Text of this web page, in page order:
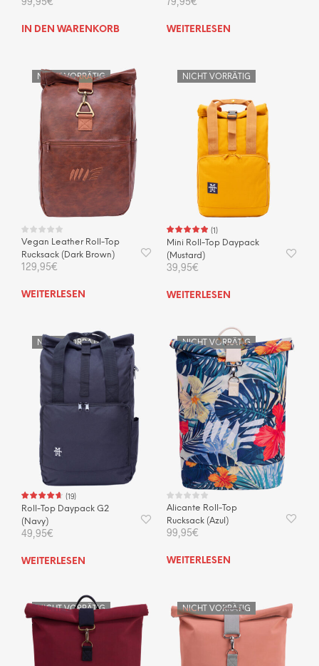
IN DEN WARENKORB WEITERLESEN
NICHT VORRÄTIG
Vegan Leather Roll-Top
Rucksack (Dark Brown)
129,95€
WEITERLESEN
NICHT VORRÄTIG
(1 )
Mini Roll-Top Daypack
(Mustard)
39,95€
WEITERLESEN
NICHT VORRÄTIG
(19)
Roll-Top Daypack G2
(Navy)
49,95€
WEITERLESEN
NICHT VORRÄTIG
Alicante Roll-Top
Rucksack (Azul)
99,95€
WEITERLESEN
NICHT VORRÄTIG NICHT VORRÄTIG